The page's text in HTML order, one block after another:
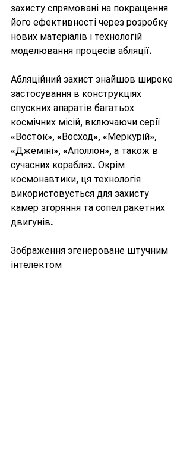
захисту спрямовані на покращення
його ефективності через розробку
нових матеріалів і технологій
моделювання процесів абляції.
Абляційний захист знайшов широке
застосування в конструкціях
спускних апаратів багатьох
космічних місій, включаючи серії
«Восток», «Восход», «Меркурій»,
«Джеміні», «Аполлон», а також в
сучасних кораблях. Окрім
космонавтики, ця технологія
використовується для захисту
камер згоряння та сопел ракетних
двигунів.
Зображення згенероване штучним
інтелектом